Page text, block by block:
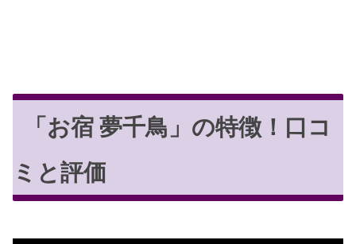
「お宿 夢千鳥」の特徴！口コ
ミと評価